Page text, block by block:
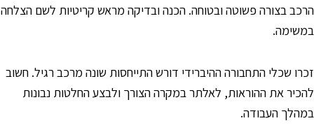
בצורה פשוטה ובטוחה. הכנה ובדיקה מראש קריטיות לשם הצלחה
שכלי התחבורה ההיברידי דורש התייחסות שונה מרכב רגיל. חשוב
את ההוראות, לאלתר במקרה הצורך ולבצע החלטות נבונות
העבודה.